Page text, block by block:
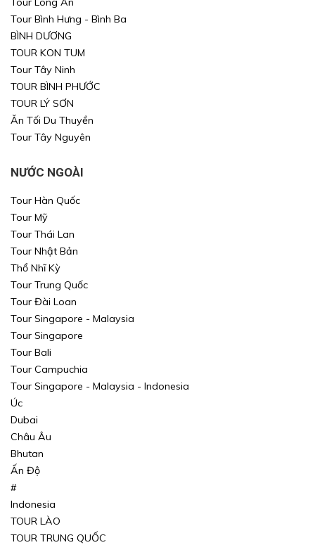
Xin mời Quý khách chọn thông tin cần tìm kiếm
Chọn nơi đi
Chọn nơi đến
Xin mời Quý khách chọn thông tin cần tìm kiếm
Chọn nơi đi
Chọn nơi đến
Xin mời Quý khách chọn thông tin cần tìm kiếm
Xin mời Quý khách chọn thông tin cần tìm kiếm
Chọn khu vực
Khoảng giá
Tour Bình Hưng - Bình Ba
BÌNH DƯƠNG
TOUR KON TUM
Tour Tây Ninh
TOUR BÌNH PHƯỚC
TOUR LÝ SƠN
Ăn Tối Du Thuyền
Tour Tây Nguyên
NƯỚC NGOÀI
Tour Hàn Quốc
Tour Mỹ
Tour Thái Lan
Tour Nhật Bản
Thổ Nhĩ Kỳ
Tour Trung Quốc
Tour Đài Loan
Tour Singapore - Malaysia
Tour Singapore
Tour Bali
Tour Campuchia
Tour Singapore - Malaysia - Indonesia
Úc
Dubai
Châu Âu
Bhutan
Ấn Độ
#
Indonesia
TOUR LÀO
TOUR TRUNG QUỐC